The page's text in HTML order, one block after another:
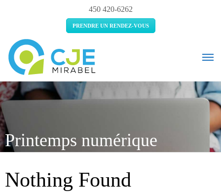
450 420-6262
PRENDRE UN RENDEZ-VOUS
Printemps numérique
Nothing Found